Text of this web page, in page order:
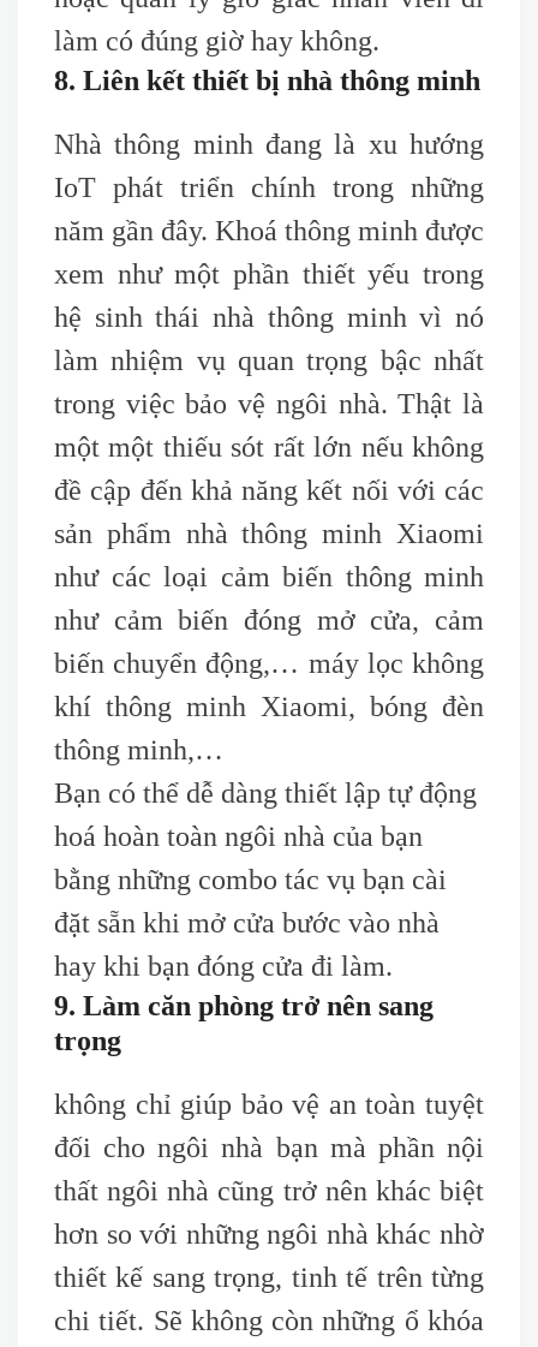
làm có đúng giờ hay không.
8. Liên kết thiết bị nhà thông minh
Nhà thông minh đang là xu hướng
IoT phát triển chính trong những
năm gần đây. Khoá thông minh được
xem như một phần thiết yếu trong
hệ sinh thái nhà thông minh vì nó
làm nhiệm vụ quan trọng bậc nhất
trong việc bảo vệ ngôi nhà. Thật là
một một thiếu sót rất lớn nếu không
đề cập đến khả năng kết nối với các
sản phẩm nhà thông minh Xiaomi
như các loại cảm biến thông minh
như cảm biến đóng mở cửa, cảm
biến chuyển động,… máy lọc không
khí thông minh Xiaomi, bóng đèn
thông minh,…
Bạn có thể dễ dàng thiết lập tự động
hoá hoàn toàn ngôi nhà của bạn
bằng những combo tác vụ bạn cài
đặt sẵn khi mở cửa bước vào nhà
hay khi bạn đóng cửa đi làm.
9. Làm căn phòng trở nên sang
trọng
không chỉ giúp bảo vệ an toàn tuyệt
đối cho ngôi nhà bạn mà phần nội
thất ngôi nhà cũng trở nên khác biệt
hơn so với những ngôi nhà khác nhờ
thiết kế sang trọng, tinh tế trên từng
chi tiết. Sẽ không còn những ổ khóa